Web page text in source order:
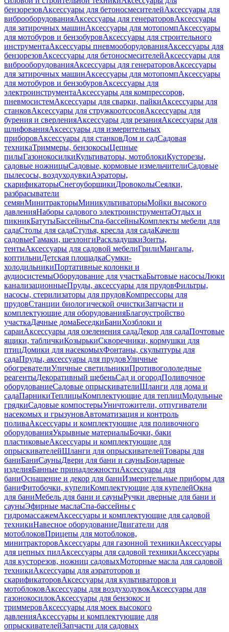
бензорезовАксессуары для бетоносмесителейАксессуары для
виброоборудованияАксессуары для генераторовАксессуары
для затирочных машинАксессуары для мотопомпАксессуары
для мотобуров и бензобуровАксессуары для строительного
инструментаАксессуары пневмооборудованияАксессуары для
бензорезовАксессуары для бетоносмесителейАксессуары для
виброоборудованияАксессуары для генераторовАксессуары
для затирочных машинАксессуары для мотопомпАксессуары
для мотобуров и бензобуровАксессуары для
электроинструментаАксессуары для компрессоров,
пневмосистемАксессуары для сварки, пайкиАксессуары для
станковАксессуары для стружкоотсосовАксессуары для
бурения и сверленияАксессуары для резанияАксессуары для
шлифованияАксессуары для измерительных
приборовАксессуары для станковДом и садСадовая
техникаТриммеры, бензокосыЦепные
пилыГазонокосилкиКультиваторы, мотоблокиКусторезы,
садовые ножницыСадовые, кормовые измельчителиСадовые
пылесосы, воздуходувкиАэраторы,
скарификаторыСнегоуборщикиДровоколыСеялки,
разбрасыватели
семянМинитракторыМиникультиваторыМойки высокого
давленияНаборы садового электроинструментаОтдых и
пикникБатутыБассейныСпа-бассейныКомплекты мебели для
садаСтолы для садаСтулья, кресла для садаКачели
садовыеГамаки, шезлонгиРаскладушкиЗонты,
тентыАксессуары для садовой мебелиГрилиМангалы,
коптильниДетская площадкаСумки-
холодильникиПортативные колонки и
аудиосистемыОборудование для участкаБытовые насосыЛюки
канализационныеПруды, аксессуары для прудовФильтры,
насосы, стерилизаторы для прудовКомпрессоры для
прудовСтанции биологической очисткиЗапчасти и
комплектующие для оборудованияБлагоустройство
участкаДачные домаБеседкиБаниХозблоки и
сараиАксессуары для озеленения садаДекор для садаПочтовые
ящики, табличкиКозырькиСкворечники, кормушки для
птицДомики для насекомыхФонтаны, скульптуры для
садаПруды, аксессуары для прудовУличные
обогревателиУличные светильникиПротивогололедные
реагентыДекоративный щебеньСад и огородПоливочное
оборудованиеСадовые опрыскивателиШланги для дома и
садаПарникиТеплицыКомплектующие для теплицМодульные
грядкиСадовые компостерыУничтожители, отпугиватели
насекомых и грызуновАвтоматизация и контроль
поливаАксессуары и комплектующие для поливочного
оборудованияУкрывные материалыБочки, баки
пластиковыеАксессуары и комплектующие для
опрыскивателейШланги для опрыскивателейТовары для
баниБаниСауныДвери для бани и сауныБондарные
изделияБанные принадлежностиАксессуары для
баниОснащение и декор для баниИзмерительные приборы для
баниФитобочки, купелиКомплектующие для купелейОкна
для баниМебель для бани и сауныРучки дверные для бани и
сауныЭфирные маслаСпа-бассейны с
гидромассажемАксессуары и комплектующие для садовой
техникиНавесное оборудованиеДвигатели для
мотоблоковПрицепы для мотоблоков,
минитракторовАксессуары для газонной техникиАксессуары
для цепных пилАксессуары для садовой техникиАксессуары
для кусторезов, ножниц садовыхМоторные масла для садовой
техникиАксессуары для аэратоторов и
скарификаторовАксессуары для культиваторов и
мотоблоковАксессуары для воздуходувокАксессуары для
газонокосилокАксессуары для бензокос и
триммеровАксессуары для моек высокого
давленияАксессуары и комплектующие для
опрыскивателейЗапчасти для садовых